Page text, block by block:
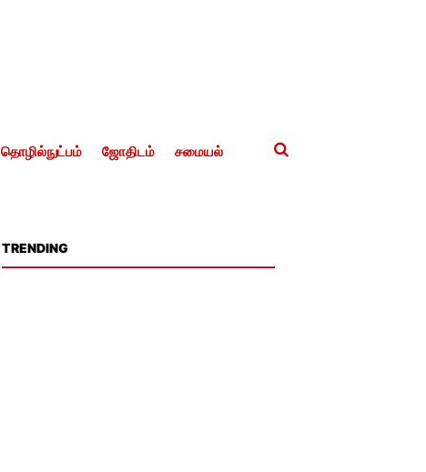
தொழில்நுட்பம் ஜோதிடம் சமையல்
TRENDING